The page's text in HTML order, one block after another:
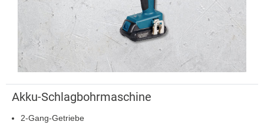
Akku-Schlagbohrmaschine
2-Gang-Getriebe